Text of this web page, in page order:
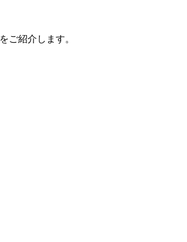
をご紹介します。